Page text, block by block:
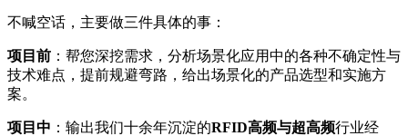
不喊空话，主要做三件具体的事：
项目前 ：帮您深挖需求，分析场景化应用中的各种不确定性与
技术难点，提前规避弯路，给出场景化的产品选型和实施方
案。
项目中 ：输出我们十余年沉淀的RFID高频与超高频行业经